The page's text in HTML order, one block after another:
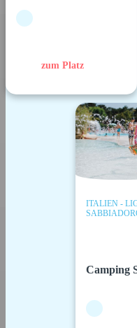
zum Platz
ITALIEN -
Camping